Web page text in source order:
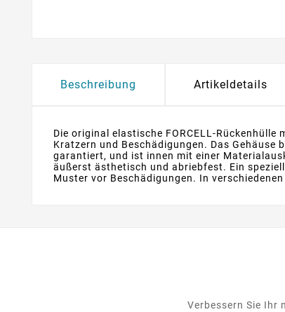
Beschreibung Artikeldetails
Die original elastische FORCELL-
Kratzern und Beschädigungen. Das
garantiert, und ist innen mit einer
äußerst ästhetisch und abriebfest. Ein
Muster vor Beschädigungen. In
Verbessern Sie Ihr